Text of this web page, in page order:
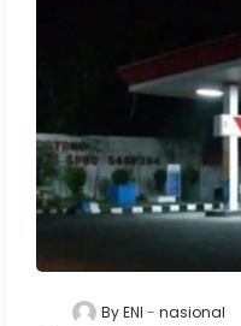
By ENI nasional